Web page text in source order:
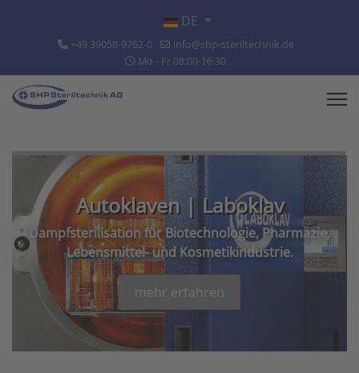
Sprache auswählen
DE
+49 39058-9762-0
info@shp-steriltechnik.de
Mo - Fr 08:00-16:30
Autoklaven | Laboklav
Dampfsterilisation für Biotechnologie, Pharmazie,
Lebensmittel- und Kosmetikindustrie.
mehr erfahren